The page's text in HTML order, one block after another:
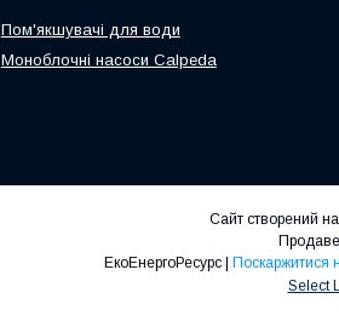
Пом'якшувачі для води
Моноблочні насоси Calpeda
Сайт створений
Поскаржитися
Select